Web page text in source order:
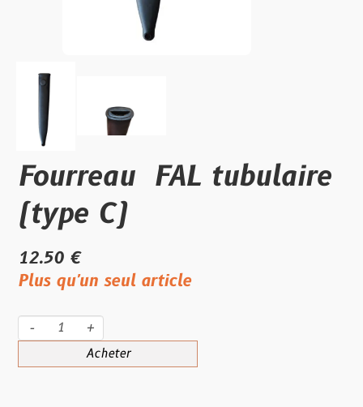
Fourreau FAL tubulaire
(type C)
12.50 €
Plus qu'un seul article
- +
Acheter